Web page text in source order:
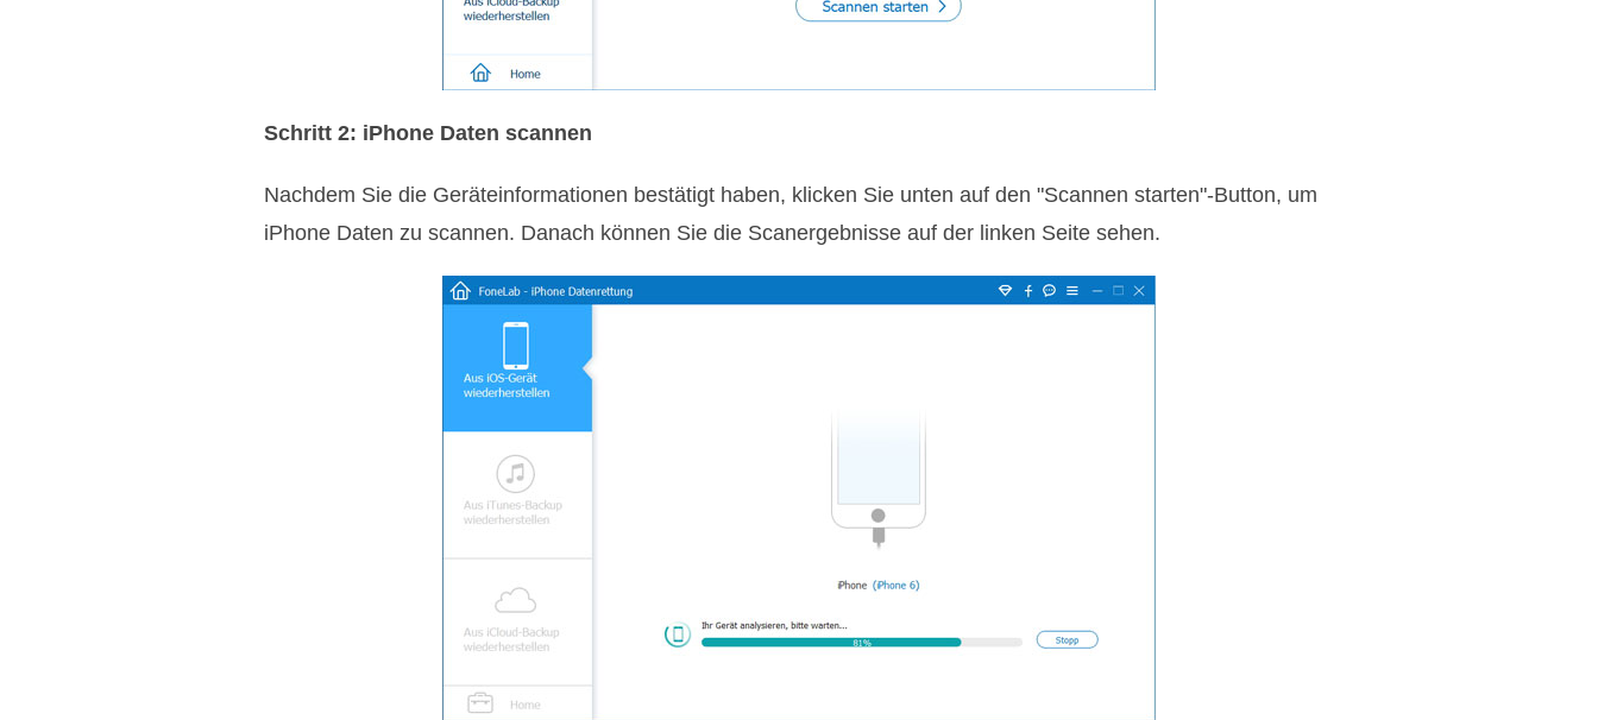
Schritt 2: iPhone Daten scannen
Nachdem Sie die Geräteinformationen bestätigt haben, klicken Sie unten auf den "Scannen starten"-Button, um
iPhone Daten zu scannen. Danach können Sie die Scanergebnisse auf der linken Seite sehen.